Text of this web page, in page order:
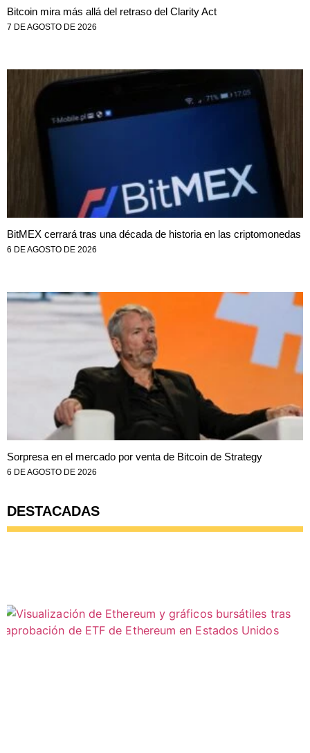
Bitcoin mira más allá del retraso del Clarity Act
7 DE AGOSTO DE 2026
BitMEX cerrará tras una década de historia en las criptomonedas
6 DE AGOSTO DE 2026
Sorpresa en el mercado por venta de Bitcoin de Strategy
6 DE AGOSTO DE 2026
DESTACADAS